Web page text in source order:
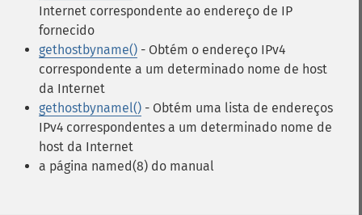
Internet correspondente ao endereço de IP
fornecido
gethostbyname() - Obtém o endereço IPv4
correspondente a um determinado nome de host
da Internet
gethostbynamel() - Obtém uma lista de endereços
IPv4 correspondentes a um determinado nome de
host da Internet
a página named(8) do manual